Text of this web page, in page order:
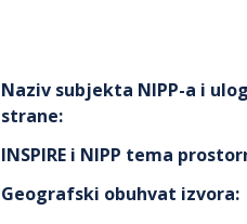
Naziv subjekta NIPP-a i
strane:
INSPIRE i NIPP tema
Geografski obuhvat izvora: